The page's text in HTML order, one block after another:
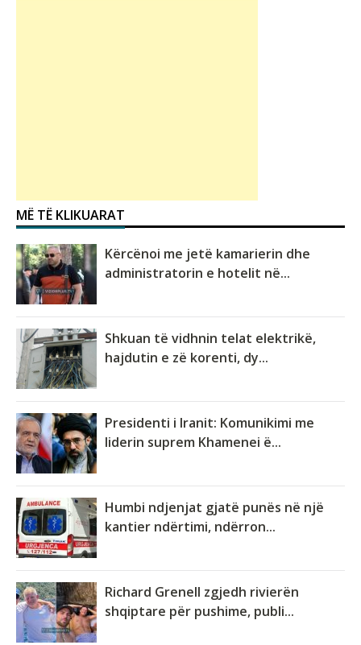
MË TË KLIKUARAT
Kërcënoi me jetë kamarierin dhe
administratorin e hotelit në...
Shkuan të vidhnin telat elektrikë,
hajdutin e zë korenti, dy...
Presidenti i Iranit: Komunikimi me
liderin suprem Khamenei ë...
Humbi ndjenjat gjatë punës në një
kantier ndërtimi, ndërron...
Richard Grenell zgjedh rivierën
shqiptare për pushime, publi...